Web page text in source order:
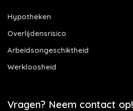
Hypotheken
Overlijdensrisico
Arbeidsongeschiktheid
Werkloosheid
Vragen? Neem contact op!